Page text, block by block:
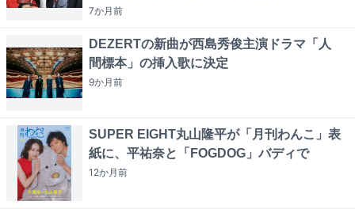
7か月前
DEZERTの新曲が西島秀俊主演ドラマ「人
間標本」の挿入歌に決定
9か月前
SUPER EIGHT丸山隆平が「月刊わんこ」表
紙に、平祐奈と「FOGDOG」バディで
12か月前